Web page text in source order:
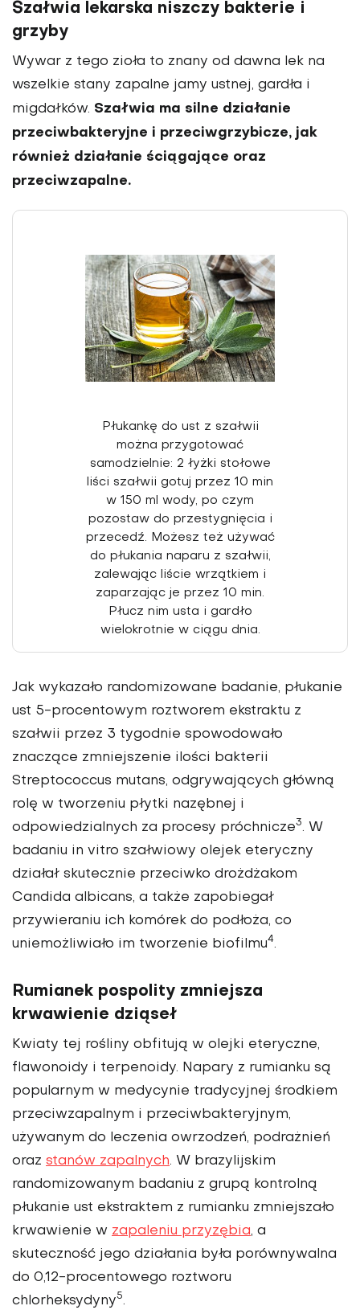
Szałwia lekarska niszczy bakterie i
grzyby
Wywar z tego zioła to znany od dawna lek na
wszelkie stany zapalne jamy ustnej, gardła i
migdałków. Szałwia ma silne działanie
przeciwbakteryjne i przeciwgrzy­bicze, jak
również działanie ściągające oraz
przeciwzapalne.
Płukankę do ust z szałwii
można przy­gotować
samodzielnie: 2 łyżki stołowe
liści szałwii gotuj przez 10 min
w 150 ml wody, po czym
pozostaw do przesty­gnięcia i
przecedź. Możesz też używać
do płukania naparu z szałwii,
zalewając liście wrzątkiem i
zaparzając je przez 10 min.
Płucz nim usta i gardło
wielokrotnie w ciągu dnia.
Jak wykazało randomizowane badanie, płukanie
ust 5-procen­towym roztworem ekstraktu z
szałwii przez 3 tygodnie spowo­dowało
znaczące zmniejszenie ilości bakterii
Streptococcus mu­tans, odgrywających główną
rolę w tworzeniu płytki nazębnej i
odpowiedzialnych za procesy próchnicze3. W
badaniu in vitro szałwiowy olejek eteryczny
działał skutecznie przeciwko droż­dżakom
Candida albicans, a także zapobiegał
przywieraniu ich komórek do podłoża, co
uniemożliwiało im tworzenie biofilmu4.
Rumianek pospolity zmniejsza
krwawienie dziąseł
Kwiaty tej rośliny obfitują w olejki eteryczne,
flawonoidy i terpenoidy. Napary z rumianku są
popularnym w medycynie tradycyjnej środkiem
przeciwzapalnym i przeciwbak­teryjnym,
używanym do leczenia owrzodzeń, podrażnień
oraz sta­nów zapalnych. W brazylijskim
randomizowanym badaniu z grupą kontrolną
płukanie ust ekstraktem z rumianku zmniejszało
krwa­wienie w zapaleniu przyzębia, a
skuteczność jego działania była porównywalna
do 0,12-procento­wego roztworu
chlorheksydyny5.